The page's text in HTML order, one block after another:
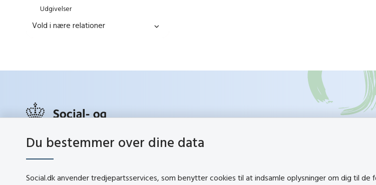
Udgivelser
Vold i nære relationer
Lerchesgade 35, 5
Du bestemmer over dine data
Social.dk anvender tredjepartsservices, som benytter cookies til at indsamle oplysninger om dig til de